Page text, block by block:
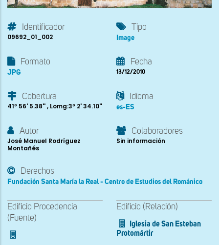
Identificador
09692_01_002
Tipo
Image
Formato
JPG
Fecha
13/12/2010
Cobertura
41º 56' 5.38'' , Lomg:3º 2' 34.10''
Idioma
es-ES
Autor
José Manuel Rodríguez
Montañés
Colaboradores
Sin información
Derechos
Fundación Santa María la Real - Centro de Estudios del Románico
Edificio Procedencia
(Fuente)
Edificio (Relación)
Iglesia de San Esteban
Protomártir